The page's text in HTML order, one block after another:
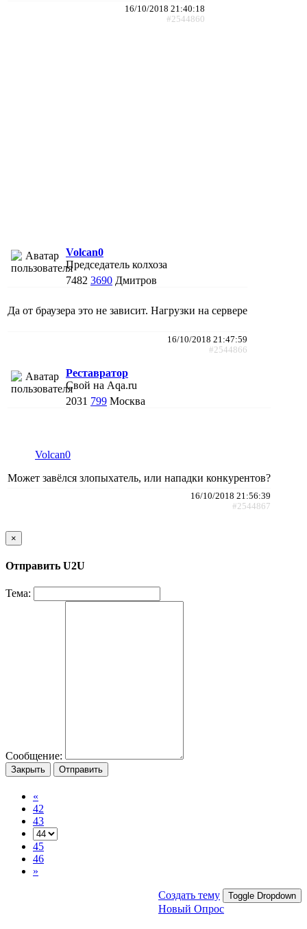
16/10/2018 21:40:18
#2544860
Volcan0
Председатель колхоза
7482 3690 Дмитров
Да от браузера это не зависит. Нагрузки на сервере
16/10/2018 21:47:59
#2544866
Реставратор
Свой на Aqa.ru
2031 799 Москва
Volcan0
Может завёлся злопыхатель, или нападки конкурентов?
16/10/2018 21:56:39
#2544867
×
Отправить U2U
Тема:
Сообщение:
Закрыть Отправить
«
42
43
45
46
»
Создать тему Toggle Dropdown
Новый Опрос